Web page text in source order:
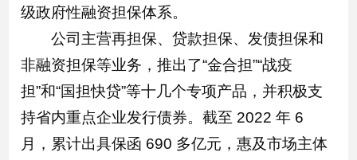
级政府性融资担保体系。
公司主营再担保、贷款担保、发债担保和
非融资担保等业务，推出了“金合担”“战疫
担”和“国担快贷”等十几个专项产品，并积极支
持省内重点企业发行债券。截至 2022 年 6
月，累计出具保函 690 多亿元，惠及市场主体